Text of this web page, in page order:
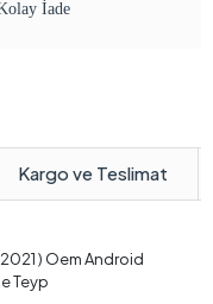
İade
Kargo ve Teslimat
) Oem Android
Teyp